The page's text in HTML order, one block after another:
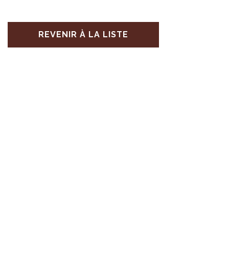
REVENIR À LA LISTE